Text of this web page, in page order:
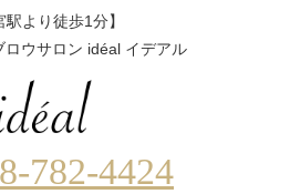
駅より徒歩1分】
ロウサロン idéal イデアル
782-4424